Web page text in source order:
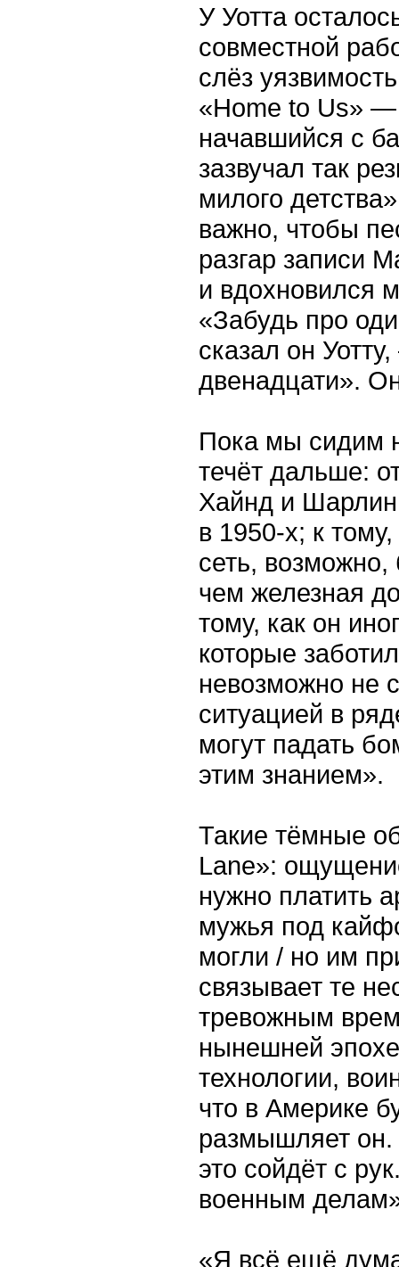
У Уотта
совместной
слёз
«Home to Us» —
начавшийся с
зазвучал так
милого
важно, чтобы
разгар записи
и вдохновился
«Забудь про
сказал он
двенадцати».
Пока мы сидим
течёт дальше:
Хайнд и
в 1950-х; к
сеть,
чем железная
тому, как он
которые
невозможно не
ситуацией в
могут падать
этим знанием».
Такие тёмные
Lane»:
нужно платить
мужья под
могли / но им
связывает те
тревожным
нынешней эпохе
технологии,
что в Америке
размышляет
это сойдёт с
военным
«Я всё ещё